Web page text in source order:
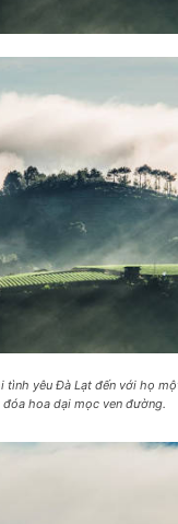
tình yêu Đà Lạt đến với họ
hoa dại mọc ven đường.